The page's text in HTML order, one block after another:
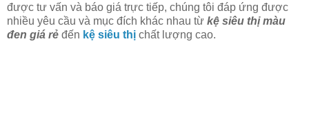
được tư vấn và báo giá trực tiếp, chúng tôi đáp ứng được
nhiều yêu cầu và mục đích khác nhau từ kệ siêu thị màu
đen giá rẻ đến kệ siêu thị chất lượng cao.